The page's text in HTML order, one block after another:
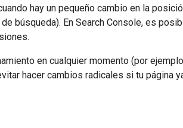
hay un pequeño cambio en la
búsqueda). En Search Console, es
en cualquier momento (por
hacer cambios radicales si tu página